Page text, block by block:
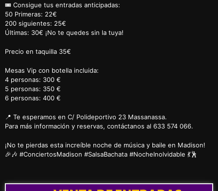
🎟️ Consigue tus entradas anticipadas:
50 Primeras: 22€
200 siguientes: 25€
Últimas: 30€ ¡No te quedes sin la tuya!
Precio en taquilla 35€
Mesas Vip con botella incluida:
4 personas: 300 €
5 personas: 350 €
6 personas: 400 €
📍 Te esperamos en C/ Polideportivo 23 Massanassa.
Para más información y reservas, contáctanos al 633 574 066.
¡No te pierdas esta increíble noche de música y baile en Madison!
🎉🎶 #ConciertosMadison #SalsaBachata #NocheInolvidable 💃🕺